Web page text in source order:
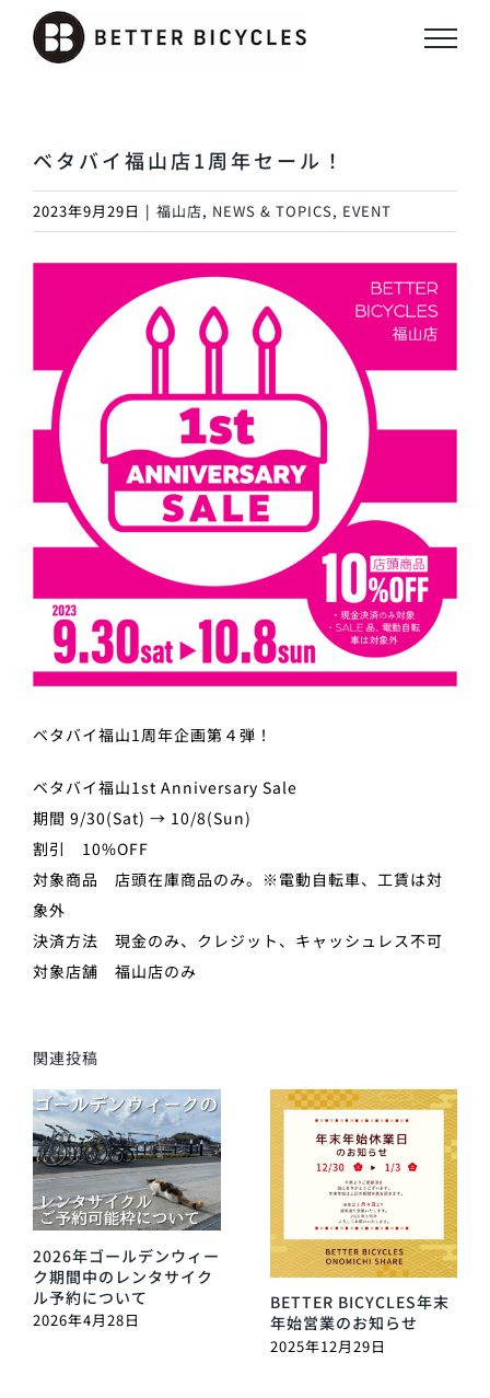
ベタバイ福山店1周年セール！
2023年9月29日 | 福山店, NEWS & TOPICS, EVENT
ベタバイ福山1周年企画第４弾！
ベタバイ福山1st Anniversary Sale
期間 9/30(Sat) → 10/8(Sun)
割引 10%OFF
対象商品 店頭在庫商品のみ。※電動自転車、工賃は対
象外
決済方法 現金のみ、クレジット、キャッシュレス不可
対象店舗 福山店のみ
関連投稿
2026年ゴールデンウィー
ク期間中のレンタサイク
ル予約について
2026年4月28日
BETTER BICYCLES年末
年始営業のお知らせ
2025年12月29日